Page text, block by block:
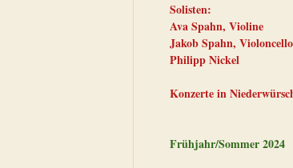
Solisten:
Ava Spahn, Violine
Jakob Spahn, Violoncello
Philipp Nickel
Konzerte in
Frühjahr/Sommer 2024